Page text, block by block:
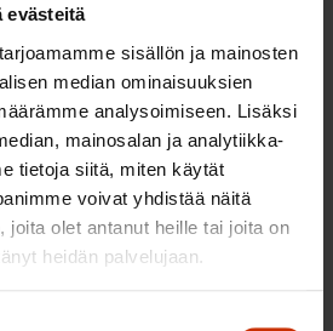
evästeitä
sisällön ja mainosten
median ominaisuuksien
analysoimiseen. Lisäksi
mainosalan ja analytiikka-
tietoja siitä, miten käytät
voivat yhdistää näitä
joita olet antanut heille tai joita on
heidän palvelujaan.
päivärahakaudet
verrattuna pidempiä.
pienentävät
euroa päivältä eli noin 497
Miehillä leikkaus on hieman
kuin naisilla: 413 euroa